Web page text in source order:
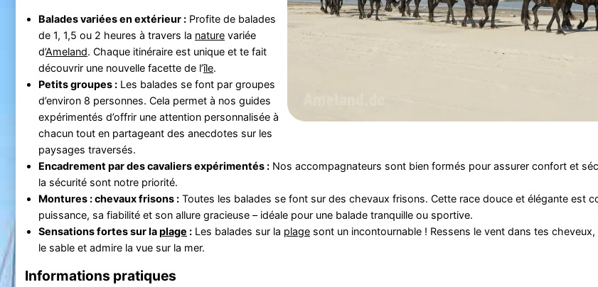
Balades variées en extérieur :Profite de balades
de 1, 1,5 ou 2 heures à travers la naturevariée
d’Ameland. Chaque itinéraire est unique et te fait
découvrir une nouvelle facette de l’île.
Petits groupes :Les balades se font par groupes
d’environ 8 personnes. Cela permet à nos guides
expérimentés d’offrir une attention personnalisée à
chacun tout en partageant des anecdotes sur les
paysages traversés.
Encadrement par des cavaliers expérimentés :Nos accompagnateurs sont bien formés pour assurer confort et
la sécurité sont notre priorité.
Montures : chevaux frisons :Toutes les balades se font sur des chevaux frisons. Cette race douce et élégante est
puissance, sa fiabilité et son allure gracieuse – idéale pour une balade tranquille ou sportive.
Sensations fortes sur laplage :Les balades sur la plagesont un incontournable ! Ressens le vent dans tes
le sable et admire la vue sur la mer.
Informations pratiques